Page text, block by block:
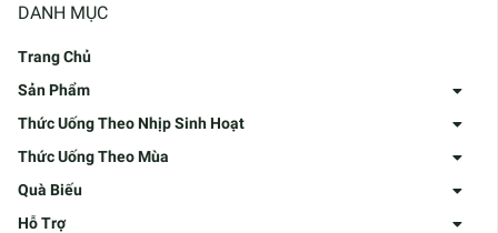
DANH MỤC
Trang Chủ
Sản Phẩm
Thức Uống Theo Nhịp Sinh Hoạt
Thức Uống Theo Mùa
Quà Biếu
Hỗ Trợ